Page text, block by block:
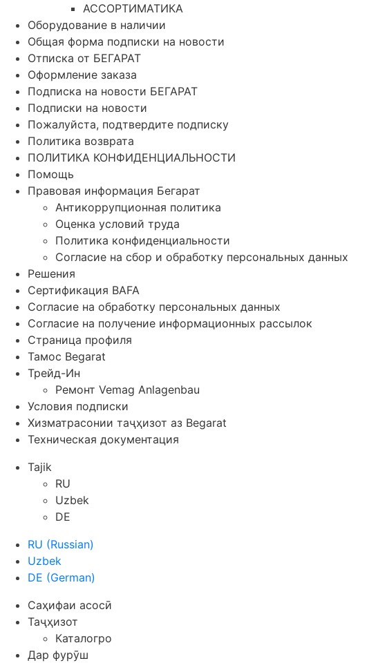
АССОРТИМАТИКА
Оборудование в наличии
Общая форма подписки на новости
Отписка от БЕГАРАТ
Оформление заказа
Подписка на новости БЕГАРАТ
Подписки на новости
Пожалуйста, подтвердите подписку
Политика возврата
ПОЛИТИКА КОНФИДЕНЦИАЛЬНОСТИ
Помощь
Правовая информация Бегарат
Антикоррупционная политика
Оценка условий труда
Политика конфиденциальности
Согласие на сбор и обработку персональных данных
Решения
Сертификация BAFA
Согласие на обработку персональных данных
Согласие на получение информационных рассылок
Страница профиля
Тамос Begarat
Трейд-Ин
Ремонт Vemag Anlagenbau
Условия подписки
Хизматрасонии таҷҳизот аз Begarat
Техническая документация
Tajik
RU
Uzbek
DE
RU (Russian)
Uzbek
DE (German)
Саҳифаи асосӣ
Таҷҳизот
Каталогро
Дар фурӯш